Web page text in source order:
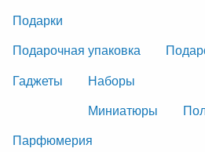
Подарки
Подарочная упаковка
Гаджеты
Наборы
Миниатюры
Парфюмерия